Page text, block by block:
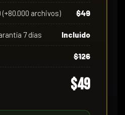
(+80.000 archivos) $49
7 días Incluido
$126
$49